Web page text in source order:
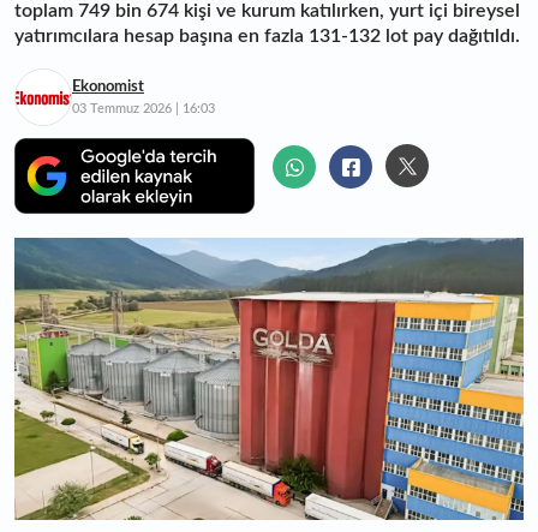
toplam 749 bin 674 kişi ve kurum katılırken, yurt içi bireysel
yatırımcılara hesap başına en fazla 131-132 lot pay dağıtıldı.
Ekonomist
03 Temmuz 2026 | 16:03